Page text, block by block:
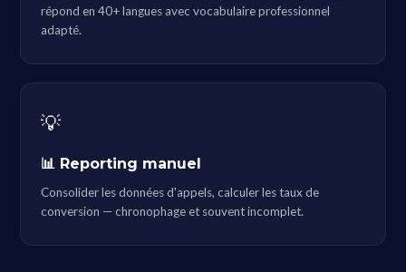
répond en 40+ langues avec vocabulaire professionnel
adapté.
💡
📊 Reporting manuel
Consolider les données d'appels, calculer les taux de
conversion — chronophage et souvent incomplet.